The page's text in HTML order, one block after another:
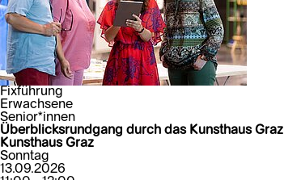
Fixführung
Erwachsene
Senior*innen
Überblicksrundgang durch das Kunsthaus Graz
Kunsthaus Graz
Sonntag
13.09.2026